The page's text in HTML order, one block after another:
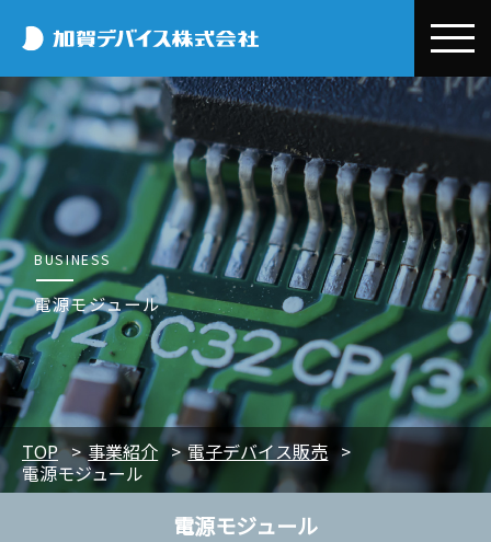
加賀デバイス
会社情報
加賀デバイスとは
代表メッセージ
会社概要
事業所一覧
電子公告
事業紹介
デバイス事業本部
半導体・電子部品事業
環境開発事業
システム設計/開発・技術サポート
エクセル事業本部
電子デバイス販売
EMSサポートビジネス
EVバス販売
お取引先情報
Efinix
OMNIVISION
Quectel
Nordic
三菱電機
コラム
Efinix
OMNIVISION
Quectel
Nordic
三菱電機
環境・CSR
CSR基本方針・行動規範
環境保全への取り組み
プライバシーポリシー
ニュースリリース
トピックス
展示会・セミナー情報
採用情報
新卒採用
中途採用
A A
電源モジュール
BUSINESS
TOP 事業紹介
電子デバイス販売
電源モジュール
電源モジュール